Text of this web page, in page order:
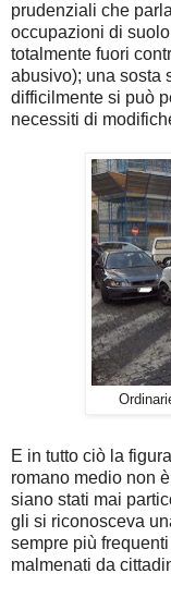
prudenziali che
occupazioni di
totalmente fuori
abusivo); una sosta
difficilmente si può
necessiti di
E in tutto ciò la
romano medio non
siano stati mai
gli si riconosceva
sempre più
malmenati da